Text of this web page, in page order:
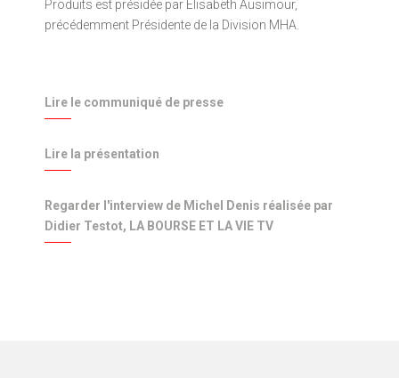
Produits est présidée par Elisabeth Ausimour,
précédemment Présidente de la Division MHA.
Lire le communiqué de presse
Lire la présentation
Regarder l'interview de Michel Denis réalisée par
Didier Testot, LA BOURSE ET LA VIE TV